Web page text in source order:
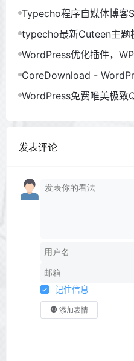
使用
Typecho程序自媒体博客
typecho最新Cuteen主题
WordPress优化插件，
CoreDownload -
WordPress免费唯美极致
发表评论
记住信息
添加表情